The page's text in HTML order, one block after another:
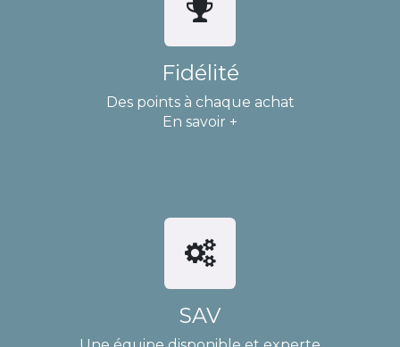
Fidélité
Des points à chaque achat
En savoir +
SAV